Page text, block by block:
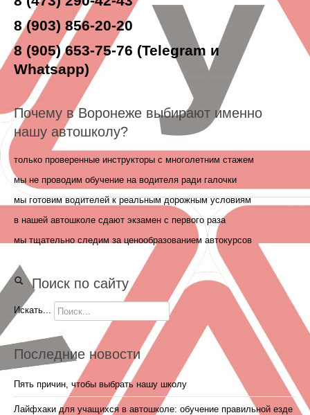
8 (903) 856-20-20
8 (905) 653-75-76 (Telegram и
Whatsapp)
Почему в Воронеже выбирают именно
нашу автошколу?
только проверенные инструкторы с многолетним стажем
мы не проводим обучение на водителя ради галочки
мы готовим водителей к реальным дорожным условиям
в нашей автошколе сдают экзамен с первого раза
мы тщательно следим за ценообразованием автокурсов
Поиск по сайту
Искать...
Последние новости
Пять причин, чтобы выбрать нашу школу
Лайфхаки для учащихся в автошколе: обучение правильной езде